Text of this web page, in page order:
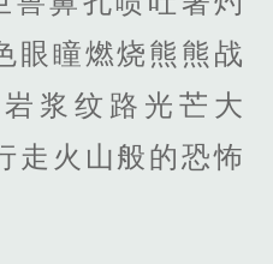
眼瞳燃烧熊熊战
浆纹路光芒大
走火山般的恐怖